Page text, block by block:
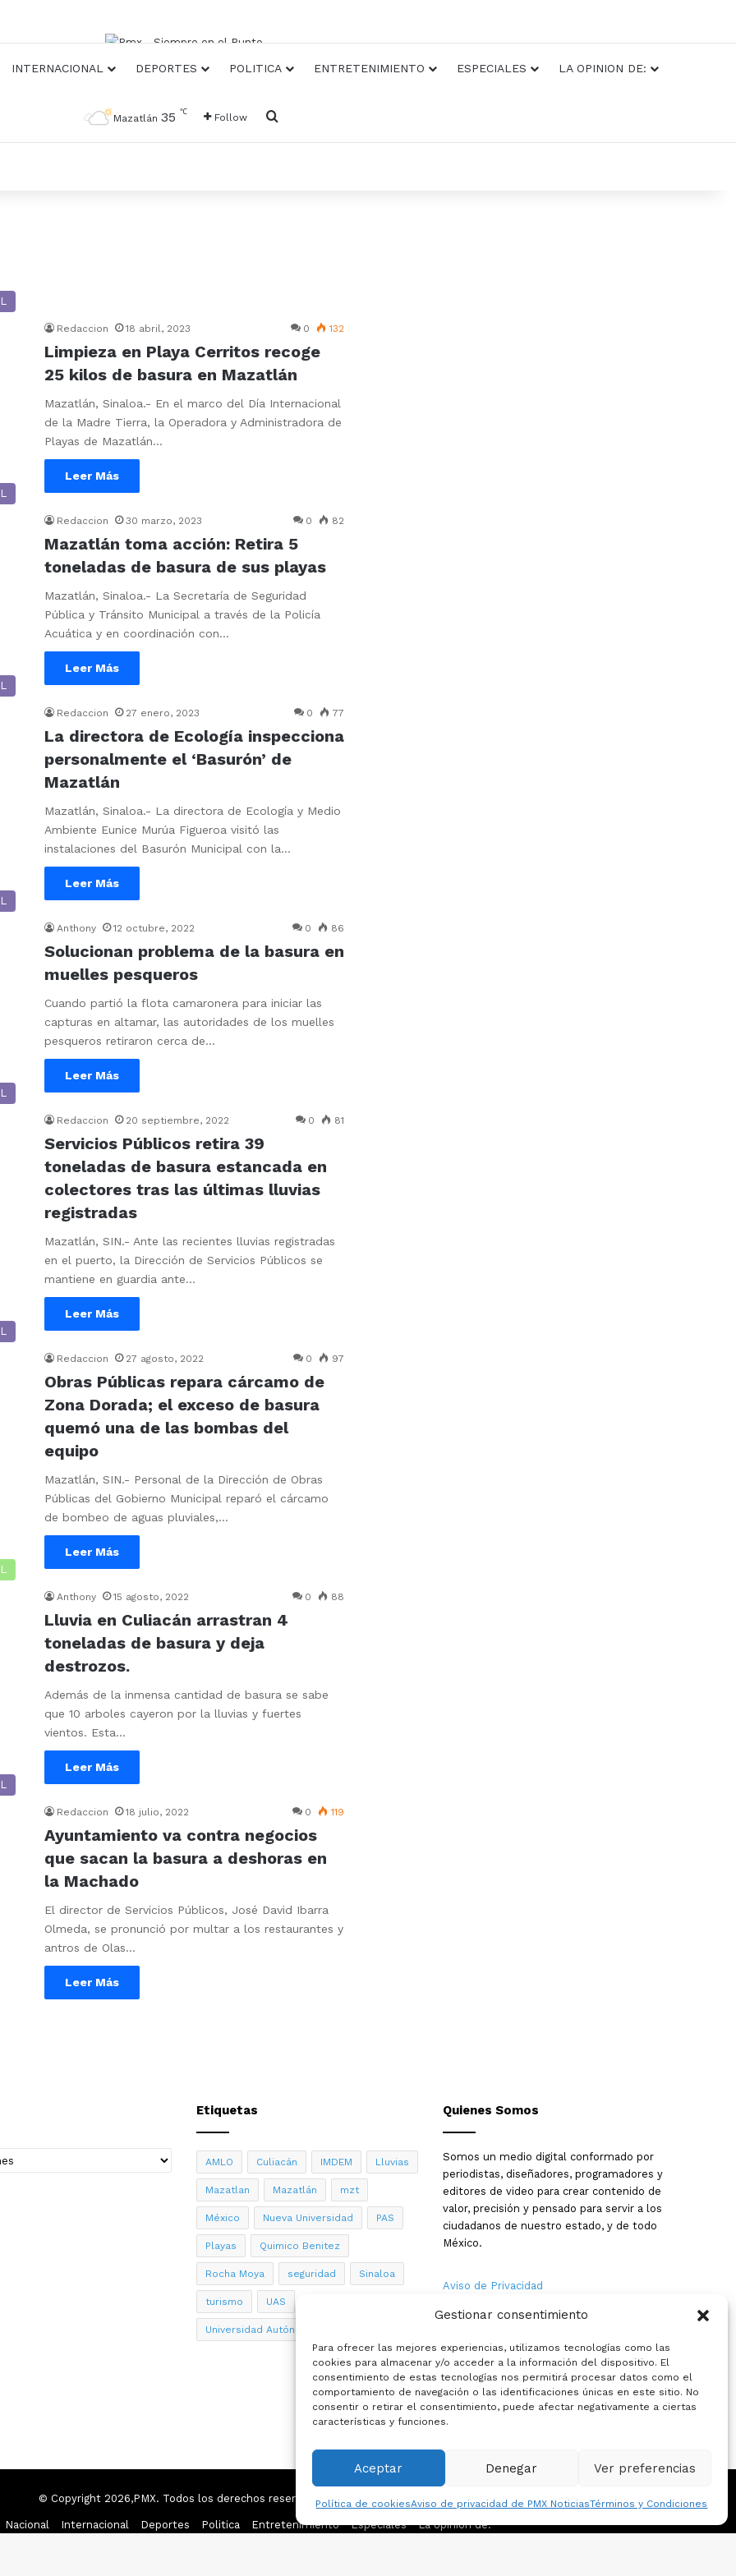
Gestionar consentimiento
Para ofrecer las mejores experiencias, utilizamos tecnologías como las
cookies para almacenar y/o acceder a la información del dispositivo. El
consentimiento de estas tecnologías nos permitirá procesar datos como el
comportamiento de navegación o las identificaciones únicas en este sitio. No
consentir o retirar el consentimiento, puede afectar negativamente a ciertas
características y funciones.
Aceptar Denegar Ver preferencias
Política de cookiesAviso de privacidad de PMX NoticiasTérminos y Condiciones
INTERNACIONAL DEPORTES POLITICA ENTRETENIMIENTO ESPECIALES LA OPINION DE:
Mazatlán 35 ℃ Follow Busqueda
Redaccion 18 abril, 2023 0 132
Limpieza en Playa Cerritos recoge
25 kilos de basura en Mazatlán
Mazatlán, Sinaloa.- En el marco del Día Internacional
de la Madre Tierra, la Operadora y Administradora de
Playas de Mazatlán…
Leer Más
Redaccion 30 marzo, 2023 0 82
Mazatlán toma acción: Retira 5
toneladas de basura de sus playas
Mazatlán, Sinaloa.- La Secretaría de Seguridad
Pública y Tránsito Municipal a través de la Policía
Acuática y en coordinación con…
Leer Más
Redaccion 27 enero, 2023 0 77
La directora de Ecología inspecciona
personalmente el ‘Basurón’ de
Mazatlán
Mazatlán, Sinaloa.- La directora de Ecología y Medio
Ambiente Eunice Murúa Figueroa visitó las
instalaciones del Basurón Municipal con la…
Leer Más
Anthony 12 octubre, 2022 0 86
Solucionan problema de la basura en
muelles pesqueros
Cuando partió la flota camaronera para iniciar las
capturas en altamar, las autoridades de los muelles
pesqueros retiraron cerca de…
Leer Más
Redaccion 20 septiembre, 2022 0 81
Servicios Públicos retira 39
toneladas de basura estancada en
colectores tras las últimas lluvias
registradas
Mazatlán, SIN.- Ante las recientes lluvias registradas
en el puerto, la Dirección de Servicios Públicos se
mantiene en guardia ante…
Leer Más
Redaccion 27 agosto, 2022 0 97
Obras Públicas repara cárcamo de
Zona Dorada; el exceso de basura
quemó una de las bombas del
equipo
Mazatlán, SIN.- Personal de la Dirección de Obras
Públicas del Gobierno Municipal reparó el cárcamo
de bombeo de aguas pluviales,…
Leer Más
Anthony 15 agosto, 2022 0 88
Lluvia en Culiacán arrastran 4
toneladas de basura y deja
destrozos.
Además de la inmensa cantidad de basura se sabe
que 10 arboles cayeron por la lluvias y fuertes
vientos. Esta…
Leer Más
Redaccion 18 julio, 2022 0 119
Ayuntamiento va contra negocios
que sacan la basura a deshoras en
la Machado
El director de Servicios Públicos, José David Ibarra
Olmeda, se pronunció por multar a los restaurantes y
antros de Olas…
Leer Más
Etiquetas
AMLO Culiacán IMDEM Lluvias
Mazatlan Mazatlán mzt
México Nueva Universidad PAS
Playas Quimico Benitez
Rocha Moya seguridad Sinaloa
turismo UAS
Universidad Autónoma de Sinaloa
Quienes Somos
Somos un medio digital conformado por
periodistas, diseñadores, programadores y
editores de video para crear contenido de
valor, precisión y pensado para servir a los
ciudadanos de nuestro estado, y de todo
México.
Aviso de Privacidad
Nosotros
Términos y Condiciones
Política de Cookies
© Copyright 2026,PMX. Todos los derechos reservados.
Nacional Internacional Deportes Politica Entretenimiento Especiales
La opinion de: